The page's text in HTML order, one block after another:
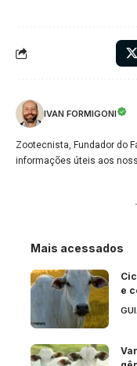
IVAN FORMIGONI
Zootecnista, Fundador do
informações úteis aos
Mais acessados
e